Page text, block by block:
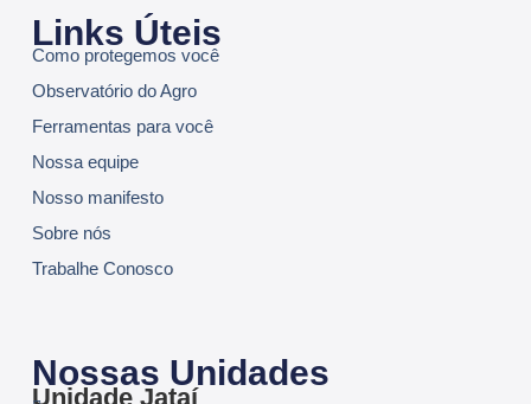
Links Úteis
Como protegemos você
Observatório do Agro
Ferramentas para você
Nossa equipe
Nosso manifesto
Sobre nós
Trabalhe Conosco
Nossas Unidades
Unidade Jataí